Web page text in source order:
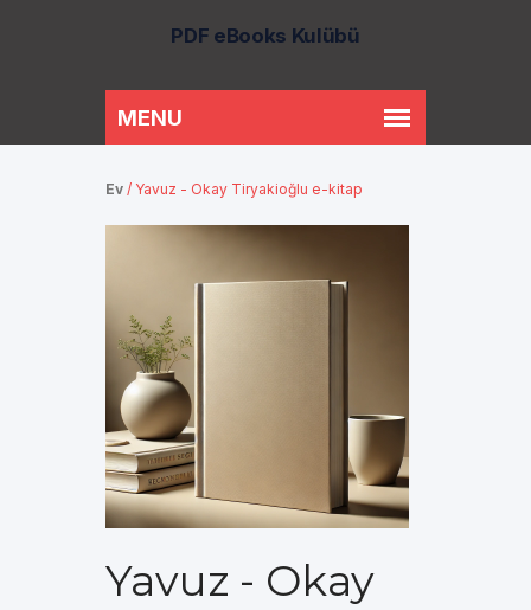
PDF eBooks Kulübü
Ev / Yavuz - Okay Tiryakioğlu e-kitap
Yavuz - Okay